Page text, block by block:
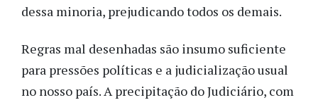
dessa minoria, prejudicando todos os demais.
Regras mal desenhadas são insumo suficiente
para pressões políticas e a judicialização usual
no nosso país. A precipitação do Judiciário, com